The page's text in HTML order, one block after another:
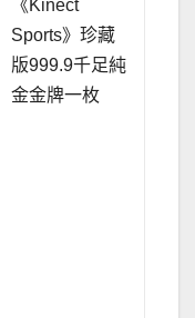
《Kinect
Sports》珍藏
版999.9千足純
金金牌一枚